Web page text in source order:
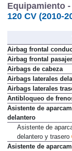
Equipamiento -
120 CV (2010-
Airbag frontal
Airbag frontal
Airbags de cabeza
Airbags laterales
Airbags laterales
Antibloqueo de
Asistente de
delantero
Asistente de
delantero y trasero
Asistente de